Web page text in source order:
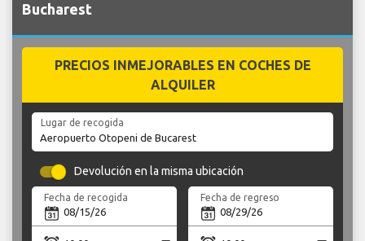
Bucharest
PRECIOS INMEJORABLES EN COCHES DE
ALQUILER
Lugar de recogida
Devolución en la misma ubicación
Fecha de recogida Fecha de regreso